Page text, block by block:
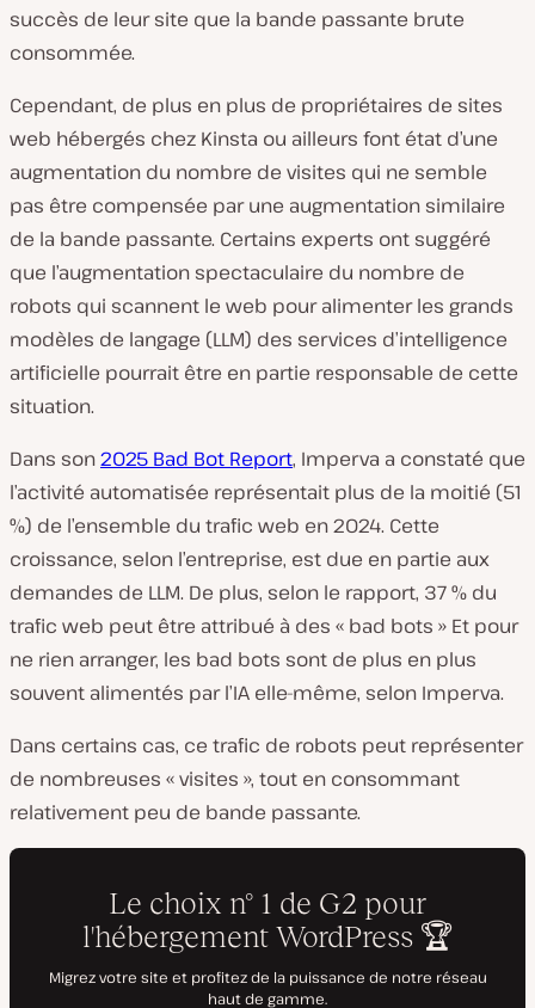
succès de leur site que la bande passante brute
consommée.
Cependant, de plus en plus de propriétaires de sites
web hébergés chez Kinsta ou ailleurs font état d’une
augmentation du nombre de visites qui ne semble
pas être compensée par une augmentation similaire
de la bande passante. Certains experts ont suggéré
que l’augmentation spectaculaire du nombre de
robots qui scannent le web pour alimenter les grands
modèles de langage (LLM) des services d’intelligence
artificielle pourrait être en partie responsable de cette
situation.
Dans son2025 Bad Bot Report, Imperva a constaté que
l’activité automatisée représentait plus de la moitié (51
%) de l’ensemble du trafic web en 2024. Cette
croissance, selon l’entreprise, est due en partie aux
demandes de LLM. De plus, selon le rapport, 37 % du
trafic web peut être attribué à des « bad bots » Et pour
ne rien arranger, les bad bots sont de plus en plus
souvent alimentés par l’IA elle-même, selon Imperva.
Dans certains cas, ce trafic de robots peut représenter
de nombreuses « visites », tout en consommant
relativement peu de bande passante.